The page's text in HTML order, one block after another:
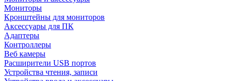
Мониторы
Кронштейны для мониторов
Аксессуары для ПК
Адаптеры
Контроллеры
Веб камеры
Расширители USB портов
Устройства чтения, записи